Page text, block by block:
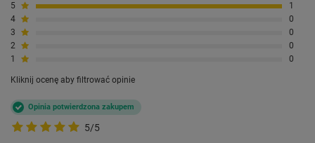
5
1
4
0
3
0
2
0
1
0
Kliknij ocenę aby filtrować opinie
5/5
Opinia potwierdzona zakupem